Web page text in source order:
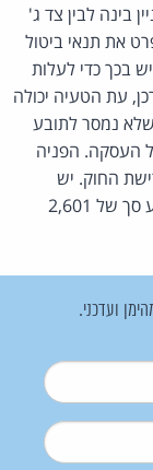
בינה לבין צד ג'
את תנאי ביטול
בכך כדי לעלות
הגנת הצרכן, עת הטעיה יכולה
נמסר לתובע
אותם 14 יום לביטול העסקה. הפניה
החוק. יש
להורות על ביטול העסקה. הנתבעת תשיב לתובע סך של 2,601
ועדכני.